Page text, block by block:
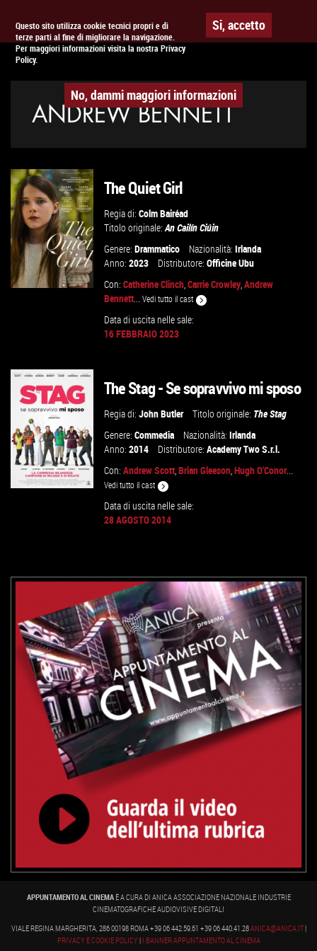
Questo sito utilizza cookie tecnici propri e di
terze parti al fine di migliorare la navigazione.
Per maggiori informazioni visita la nostra Privacy
Policy.
Si, accetto
No, dammi maggiori informazioni
APPUNTAMENTO AL CINEMA
ANDREW BENNETT
VAI ALLA SCHEDA
The Quiet Girl
Regia di:Colm Bairéad
Titolo originale:An Cailín Ciúin
Genere:Drammatico Nazionalità:Irlanda
Anno:2023 Distributore:Officine Ubu
Con:Catherine Clinch,Carrie Crowley,Andrew
Bennett...Vedi tutto il cast
Data di uscita nelle sale:
16 FEBBRAIO 2023
The Stag - Se sopravvivo mi sposo
Regia di:John Butler Titolo originale: The Stag
Genere:Commedia Nazionalità:Irlanda
Anno:2014 Distributore:Academy Two S.r.l.
Con:Andrew Scott,Brian Gleeson,Hugh O'Conor...
Vedi tutto il cast
Data di uscita nelle sale:
28 AGOSTO 2014
APPUNTAMENTO AL CINEMAÈ A CURA DI ANICA ASSOCIAZIONE NAZIONALE INDUSTRIE
CINEMATOGRAFICHE AUDIOVISIVE DIGITALI
VIALE REGINA MARGHERITA, 286 00198 ROMA +39 06 442.59.61 +39 06 440.41.28ANICA@ANICA.IT|
PRIVACY E COOKIE POLICY| I BANNER APPUNTAMENTO AL CINEMA